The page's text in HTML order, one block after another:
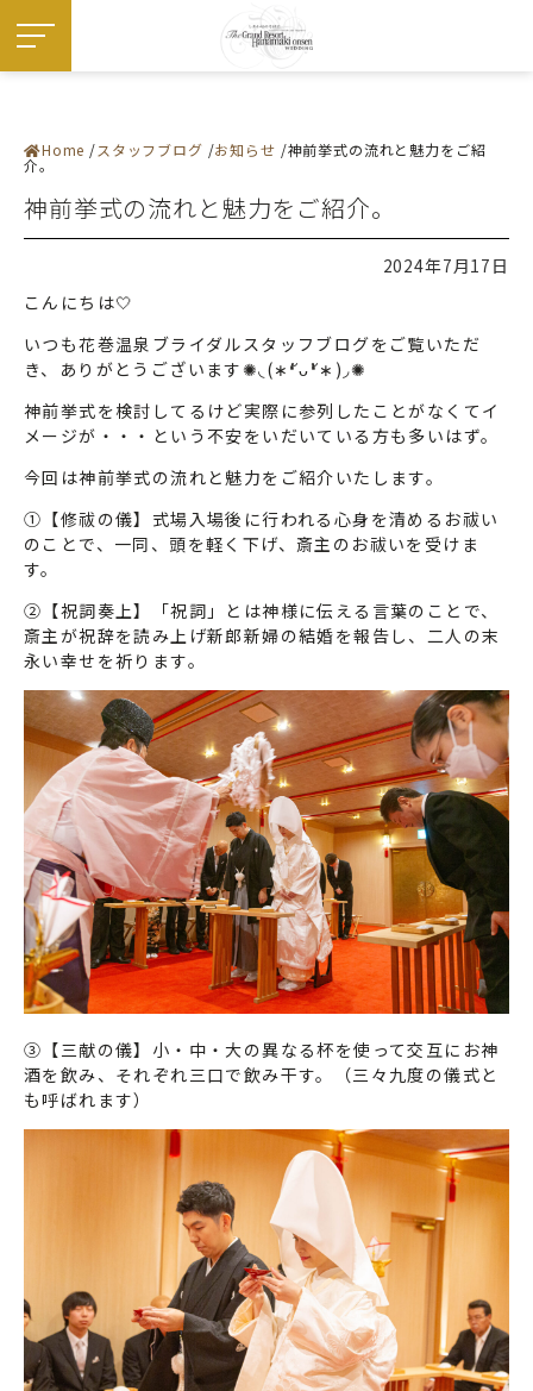
施設紹介
― 挙式会場
お料理
ドレス・和装
フェア
ウエディングレポート
ステイウエディング
フォトギャラリー
佳松園でのご婚礼
はじめての方へ
ご列席の方へ
来館予約
資料請求
よくある質問
Home スタッフブログ お知らせ 神前挙式の流れと魅力をご紹
介。
神前挙式の流れと魅力をご紹介。
2024年7月17日
こんにちは🤍
いつも花巻温泉ブライダルスタッフブログをご覧いただ
き、ありがとうございます✺◟(∗❛ัᴗ❛ั∗)◞✺
神前挙式を検討してるけど実際に参列したことがなくてイ
メージが・・・という不安をいだいている方も多いはず。
今回は神前挙式の流れと魅力をご紹介いたします。
①【修祓の儀】式場入場後に行われる心身を清めるお祓い
のことで、一同、頭を軽く下げ、斎主のお祓いを受けま
す。
②【祝詞奏上】「祝詞」とは神様に伝える言葉のことで、
斎主が祝辞を読み上げ新郎新婦の結婚を報告し、二人の末
永い幸せを祈ります。
③【三献の儀】小・中・大の異なる杯を使って交互にお神
酒を飲み、それぞれ三口で飲み干す。（三々九度の儀式と
も呼ばれます）